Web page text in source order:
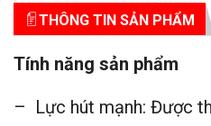
ĐT:034.954.1789 | SHOWROOM
Tháng 8- tp Thái Nguyên
ĐT:0987.234.924|SHOWROOM BẮC
ĐT:0981.457.555 |SHOWROOM
Điều khiển
Cảm ứng
Ống thoát
THÔNG TIN SẢN PHẨM
Tính năng sản phẩm
– Lực hút mạnh: Được